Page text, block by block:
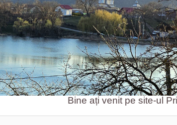
Bine ați venit pe site-ul